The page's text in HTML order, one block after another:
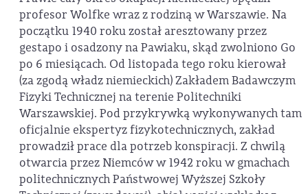
profesor Wolfke wraz z rodziną w Warszawie. Na
początku 1940 roku został aresztowany przez
gestapo i osadzony na Pawiaku, skąd zwolniono Go
po 6 miesiącach. Od listopada tego roku kierował
(za zgodą władz niemieckich) Zakładem Badawczym
Fizyki Technicznej na terenie Politechniki
Warszawskiej. Pod przykrywką wykonywanych tam
oficjalnie ekspertyz fizykotechnicznych, zakład
prowadził prace dla potrzeb konspiracji. Z chwilą
otwarcia przez Niemców w 1942 roku w gmachach
politechnicznych Państwowej Wyższej Szkoły